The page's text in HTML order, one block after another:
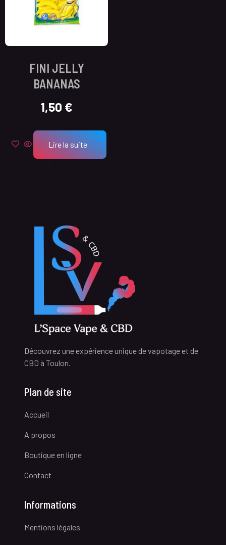
FINI JELLY
BANANAS
1,50 €
Lire la suite
Découvrez une expérience unique de vapotage et de
CBD à Toulon.
Plan de site
Accueil
A propos
Boutique en ligne
Contact
Informations
Mentions légales